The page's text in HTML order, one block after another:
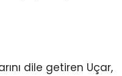
dile getiren Uçar,